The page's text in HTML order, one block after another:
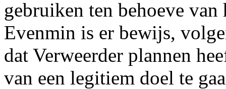
gebruiken ten behoeve
Evenmin is er bewijs,
dat Verweerder plannen
van een legitiem doel te